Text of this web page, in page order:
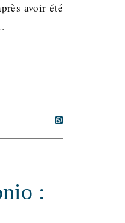
avoir été
: